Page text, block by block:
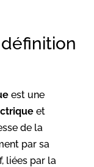
est une
et
de la
par sa
f, liées par la